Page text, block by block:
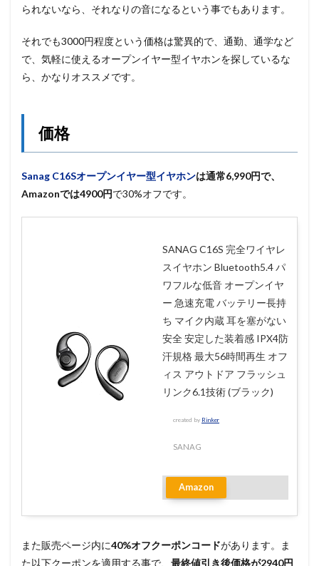
られないなら、それなりの音になるという事でもあります。
それでも3000円程度という価格は驚異的で、通勤、通学など
で、気軽に使えるオープンイヤー型イヤホンを探しているな
ら、かなりオススメです。
価格
Sanag C16Sオープンイヤー型イヤホンは通常6,990円で、
Amazonでは4900円で30%オフです。
SANAG C16S 完全ワイヤレ
スイヤホン Bluetooth5.4 パ
ワフルな低音 オープンイヤ
ー 急速充電 バッテリー長持
ち マイク内蔵 耳を塞がない
安全 安定した装着感 IPX4防
汗規格 最大56時間再生 オフ
ィス アウトドア フラッシュ
リンク6.1技術 (ブラック)
created by Rinker
SANAG
Amazon
また販売ページ内に40%オフクーポンコードがあります。ま
た以下クーポンを適用する事で、 最終値引き後価格が2940円